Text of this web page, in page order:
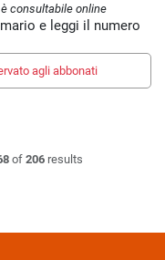
consultabile online
e leggi il numero
agli abbonati
of 206 results